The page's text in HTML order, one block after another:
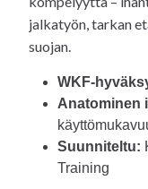
jalkatyön, tarkan
suojan.
WKF-
Anatominen
Suunniteltu:
Training